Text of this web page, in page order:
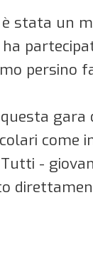
stata un
persino
gara
come
-